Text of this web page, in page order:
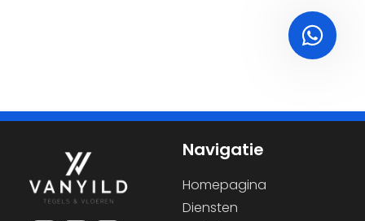
Navigatie
Homepagina
Diensten